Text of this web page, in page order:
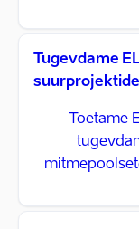
Tugevdame
Toetame